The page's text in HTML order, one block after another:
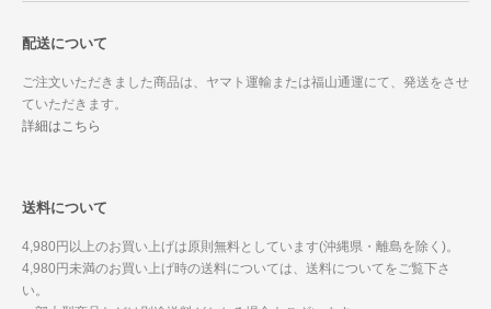
配送について
ご注文いただきました商品は、ヤマト運輸または福山通運にて、発送をさせ
ていただきます。
詳細はこちら
送料について
4,980円以上のお買い上げは原則無料としています(沖縄県・離島を除く)。
4,980円未満のお買い上げ時の送料については、送料についてをご覧下さ
い。